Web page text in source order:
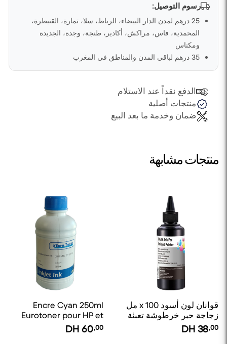
رسوم التوصيل:
25 درهم لمدن الدار البيضاء، الرباط، سلا، تمارة، القنيطرة،
المحمدية، فاس، مراكش، أكادير، طنجة، وجدة، الجديدة
ومكناس
35 درهم لباقي المدن والمناطق في المغرب
الدفع نقداً عند الاستلام
منتجات أصلية
ضمان وخدمة ما بعد البيع
منتجات مشابهة
قوانان لون أسود x 100 مل
زجاجة حبر خرطوشة تعبئة
38,00
Encre Cyan 250ml
Eurotoner pour HP et
Canon
60,00